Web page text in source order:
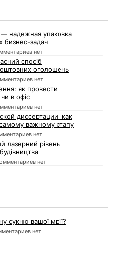
надежная упаковка
бизнес-задач
нет
спосіб
оголошень
нет
як провести
в офіс
нет
диссертации: как
важному этапу
нет
лазерний рівень
нет
сукню вашої мрії?
нет